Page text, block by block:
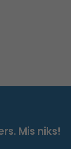
Mis niks!